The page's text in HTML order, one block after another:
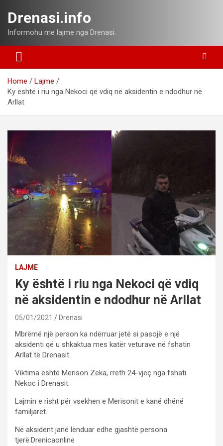
content
Drenasi.info
Informohu me lajme nga Drenasi.
Home
Lajme
Ky është i riu nga Nekoci që vdiq në aksidentin e ndodhur në
Arllat
LAJME
Ky është i riu nga Nekoci që vdiq
në aksidentin e ndodhur në Arllat
05/01/2021 Drenasi
Mbrëmë një person ka ndërruar jetë si pasojë e një
aksidenti që u shkaktua mes katër veturave në fshatin
Arllat të Drenasit.
Viktima është Merison Zeka, rreth 24-vjeç nga fshati
Nekoc i Drenasit.
Lajmin e risht për vsekhen e Merisonit e kanë dhënë
familjarët.
Në aksident janë lënduar edhe gjashtë persona
tjerë.Drenicaonline